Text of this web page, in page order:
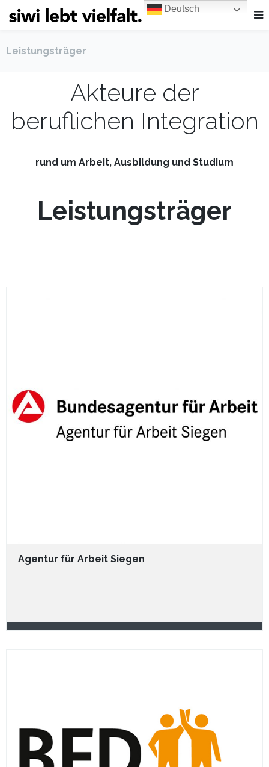
Leistungsträger
Akteure der
beruflichen Integration
rund um Arbeit, Ausbildung und Studium
Leistungsträger
Agentur für Arbeit Siegen
Deutsch